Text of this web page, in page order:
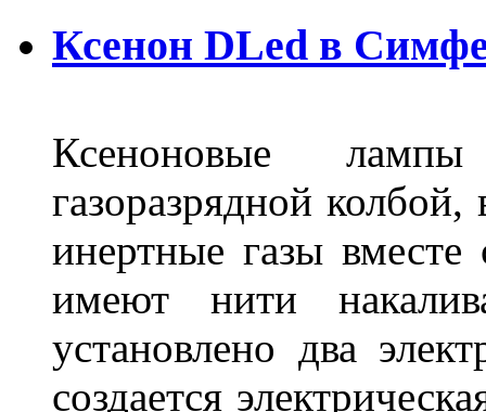
Ксенон DLed в
Ксеноновые
газоразрядной
инертные газы
имеют нити
установлено два
создается